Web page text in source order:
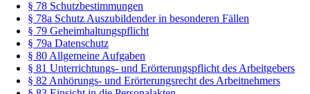
§ 78 Schutzbestimmungen
§ 78a Schutz Auszubildender in besonderen Fällen
§ 79 Geheimhaltungspflicht
§ 79a Datenschutz
§ 80 Allgemeine Aufgaben
§ 81 Unterrichtungs- und Erörterungspflicht des Arbeitgebers
§ 82 Anhörungs- und Erörterungsrecht des Arbeitnehmers